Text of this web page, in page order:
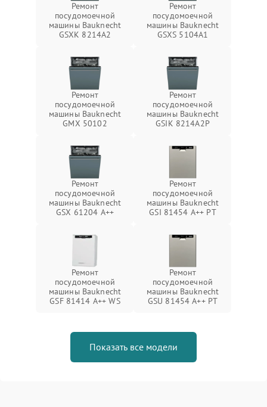
Ремонт
посудомоечной
машины Bauknecht
GSXK 8214A2
Ремонт
посудомоечной
машины Bauknecht
GSXS 5104A1
Ремонт
посудомоечной
машины Bauknecht
GMX 50102
Ремонт
посудомоечной
машины Bauknecht
GSIK 8214A2P
Ремонт
посудомоечной
машины Bauknecht
GSX 61204 A++
Ремонт
посудомоечной
машины Bauknecht
GSI 81454 A++ PT
Ремонт
посудомоечной
машины Bauknecht
GSF 81414 A++ WS
Ремонт
посудомоечной
машины Bauknecht
GSU 81454 A++ PT
Показать все модели